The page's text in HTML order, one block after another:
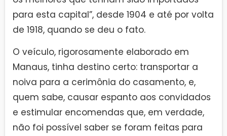
para esta capital”, desde 1904 e até por volta
de 1918, quando se deu o fato.
O veículo, rigorosamente elaborado em
Manaus, tinha destino certo: transportar a
noiva para a cerimônia do casamento, e,
quem sabe, causar espanto aos convidados
e estimular encomendas que, em verdade,
não foi possível saber se foram feitas para